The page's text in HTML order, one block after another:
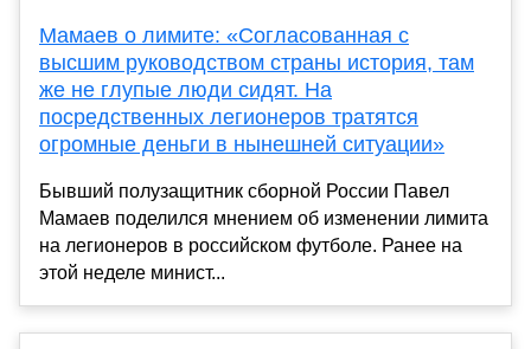
Мамаев о лимите: «Согласованная с
высшим руководством страны история, там
же не глупые люди сидят. На
посредственных легионеров тратятся
огромные деньги в нынешней ситуации»
Бывший полузащитник сборной России Павел
Мамаев поделился мнением об изменении лимита
на легионеров в российском футболе. Ранее на
этой неделе минист...